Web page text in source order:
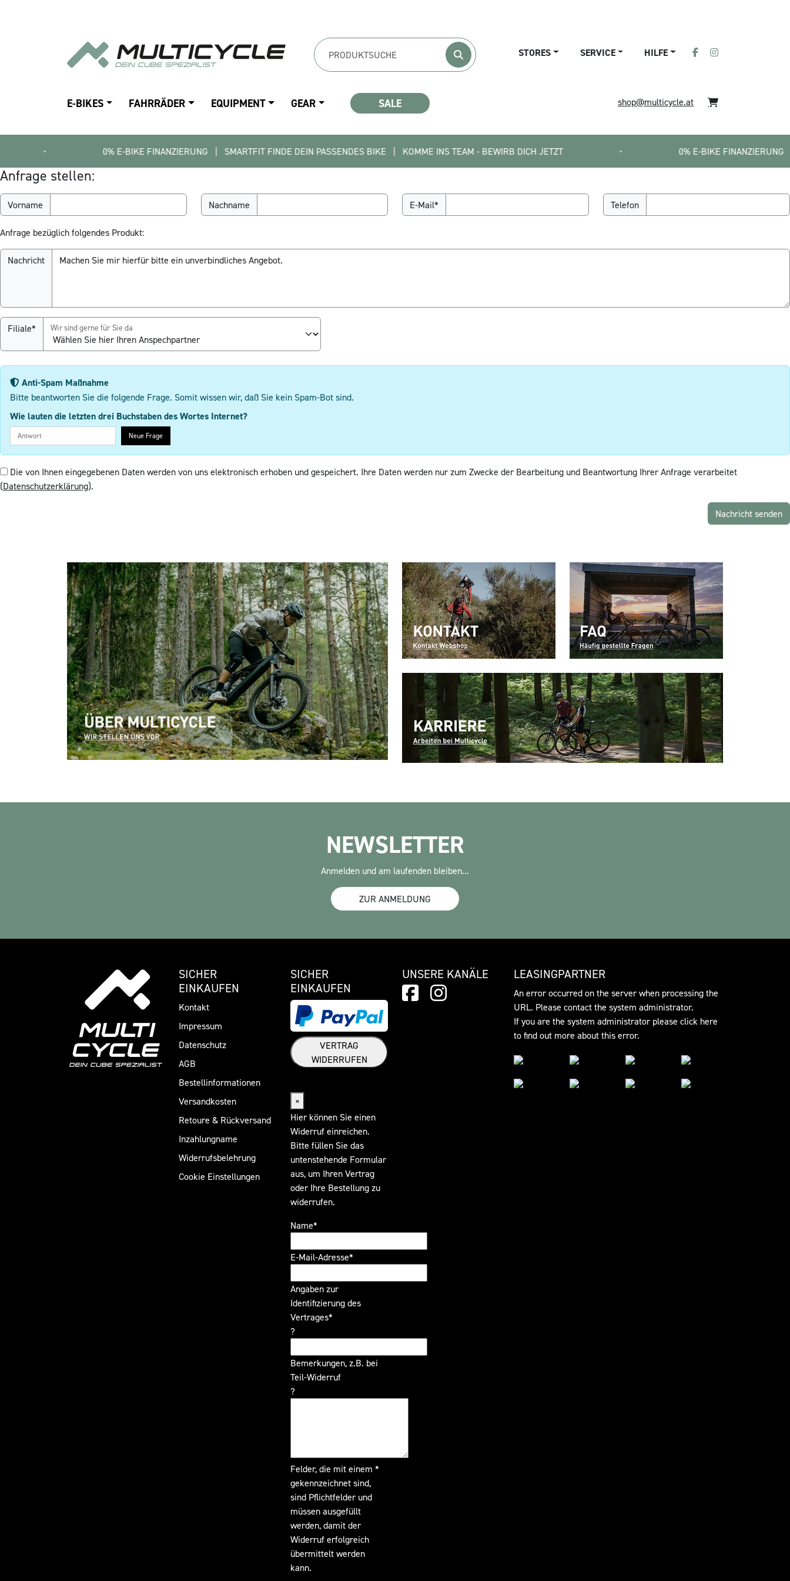
STORES SERVICE HILFE
E-BIKES FAHRRÄDER EQUIPMENT GEAR SALE shop@multicycle.at
0% E-BIKE FINANZIERUNG   |   SMARTFIT FINDE DEIN PASSENDES BIKE   |   KOMME INS TEAM - BEWIRB DICH JETZT 0% E-BIKE FINANZIERUNG   |
Anfrage stellen:
Vorname Nachname E-Mail* Telefon
Anfrage bezüglich folgendes Produkt:
Nachricht
Filiale* Wir sind gerne für Sie da
Anti-Spam Maßnahme
Bitte beantworten Sie die folgende Frage. Somit wissen wir, daß Sie kein Spam-Bot sind.
Wie lauten die letzten drei Buchstaben des Wortes Internet?
Neue Frage
Die von Ihnen eingegebenen Daten werden von uns elektronisch erhoben und gespeichert. Ihre Daten werden nur zum Zwecke der Bearbeitung und Beantwortung Ihrer Anfrage verarbeitet
(Datenschutzerklärung).
Nachricht senden
NEWSLETTER
Anmelden und am laufenden bleiben...
ZUR ANMELDUNG
SICHER
EINKAUFEN
Kontakt
Impressum
Datenschutz
AGB
Bestellinformationen
Versandkosten
Retoure & Rückversand
Inzahlungname
Widerrufsbelehrung
Cookie Einstellungen
SICHER
EINKAUFEN
VERTRAG
WIDERRUFEN
×
Hier können Sie einen
Widerruf einreichen.
Bitte füllen Sie das
untenstehende Formular
aus, um Ihren Vertrag
oder Ihre Bestellung zu
widerrufen.
Name*
E-Mail-Adresse*
Angaben zur
Identifizierung des
Vertrages*
?
Bemerkungen, z.B. bei
Teil-Widerruf
?
Felder, die mit einem *
gekennzeichnet sind,
sind Pflichtfelder und
müssen ausgefüllt
werden, damit der
Widerruf erfolgreich
übermittelt werden
kann.
UNSERE KANÄLE LEASINGPARTNER
An error occurred on the server when processing the
URL. Please contact the system administrator.
If you are the system administrator please click here
to find out more about this error.